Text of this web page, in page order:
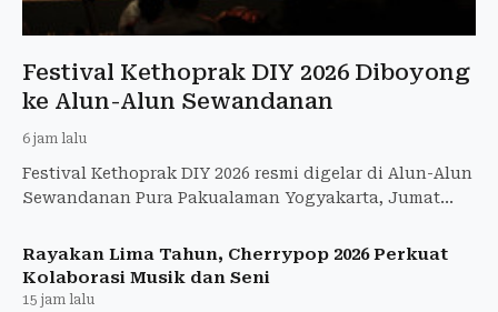
Festival Kethoprak DIY 2026 Diboyong
ke Alun-Alun Sewandanan
6 jam lalu
Festival Kethoprak DIY 2026 resmi digelar di Alun-Alun
Sewandanan Pura Pakualaman Yogyakarta, Jumat
Rayakan Lima Tahun, Cherrypop 2026 Perkuat
Kolaborasi Musik dan Seni
15 jam lalu